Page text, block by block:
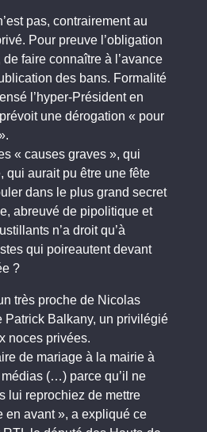
pas, contrairement au
Pour preuve l’obligation
faire connaître à l’avance
des bans. Formalité
l’hyper-Président en
une dérogation « pour
« causes graves », qui
qui aurait pu être une fête
dans le plus grand secret
abreuvé de pipolitique et
n’a droit qu’à
qui poireautent devant
?
très proche de Nicolas
Patrick Balkany, un privilégié
noces privées.
de mariage à la mairie à
(…) parce qu’il ne
lui reprochiez de mettre
en avant », a expliqué ce